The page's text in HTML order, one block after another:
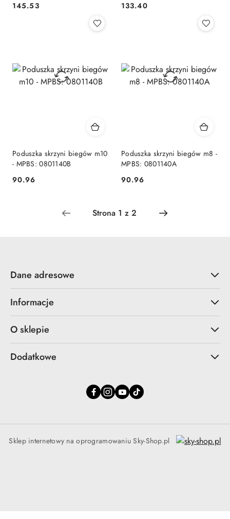
Cena:
145.53 Cena:
133.40
Poduszka skrzyni biegów m10
- MPBS: 0801140B
Cena:
90.96
Poduszka skrzyni biegów m8 -
MPBS: 0801140A
Cena:
90.96
Dane adresowe
Informacje
O sklepie
Dodatkowe
Sklep internetowy na oprogramowaniu Sky-Shop.pl